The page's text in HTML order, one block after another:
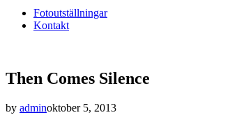
Fotoutställningar
Kontakt
Then Comes Silence
by adminoktober 5, 2013